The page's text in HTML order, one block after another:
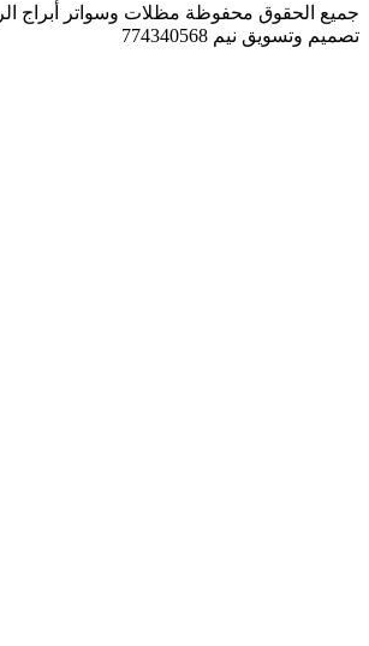
جميع الحقوق محفوظة مظلات وسواتر أبراج الرياض -
تصميم وتسويق نيم 774340568